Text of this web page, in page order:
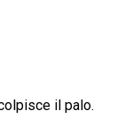
il palo.